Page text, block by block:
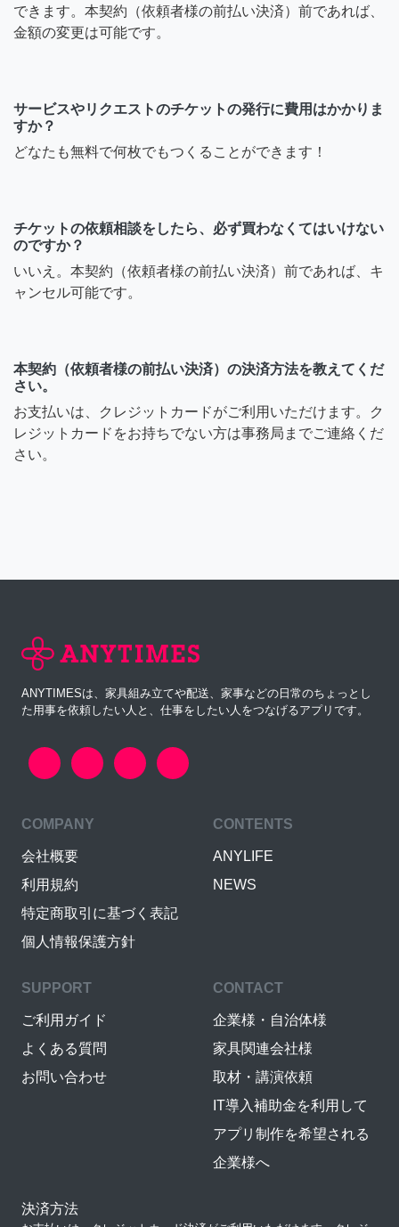
できます。本契約（依頼者様の前払い決済）前であれば、
金額の変更は可能です。
サービスやリクエストのチケットの発行に費用はかかりま
すか？
どなたも無料で何枚でもつくることができます！
チケットの依頼相談をしたら、必ず買わなくてはいけない
のですか？
いいえ。本契約（依頼者様の前払い決済）前であれば、キ
ャンセル可能です。
本契約（依頼者様の前払い決済）の決済方法を教えてくだ
さい。
お支払いは、クレジットカードがご利用いただけます。ク
レジットカードをお持ちでない方は事務局までご連絡くだ
さい。
ANYTIMESは、家具組み立てや配送、家事などの日常のちょっとし
た用事を依頼したい人と、仕事をしたい人をつなげるアプリです。
COMPANY
会社概要
利用規約
特定商取引に基づく表記
個人情報保護方針
CONTENTS
ANYLIFE
NEWS
SUPPORT
ご利用ガイド
よくある質問
お問い合わせ
CONTACT
企業様・自治体様
家具関連会社様
取材・講演依頼
IT導入補助金を利用して
アプリ制作を希望される
企業様へ
決済方法